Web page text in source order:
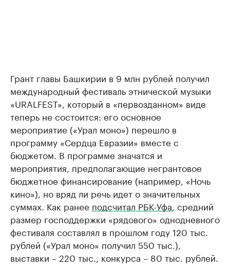
Грант главы Башкирии в 9 млн рублей получил
международный фестиваль этнической музыки
«URALFEST», который в «первозданном» виде
теперь не состоится: его основное
мероприятие («Урал моно») перешло в
программу «Сердца Евразии» вместе с
бюджетом. В программе значатся и
мероприятия, предполагающие негрантовое
бюджетное финансирование (например, «Ночь
кино»), но вряд ли речь идет о значительных
суммах. Как ранее подсчитал РБК-Уфа, средний
размер господдержки «рядового» однодневного
фестиваля составлял в прошлом году 120 тыс.
рублей («Урал моно» получил 550 тыс.),
выставки – 220 тыс., конкурса – 80 тыс. рублей.